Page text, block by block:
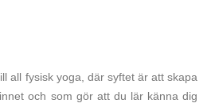
all fysisk yoga, där syftet är att skapa
och som gör att du lär känna dig